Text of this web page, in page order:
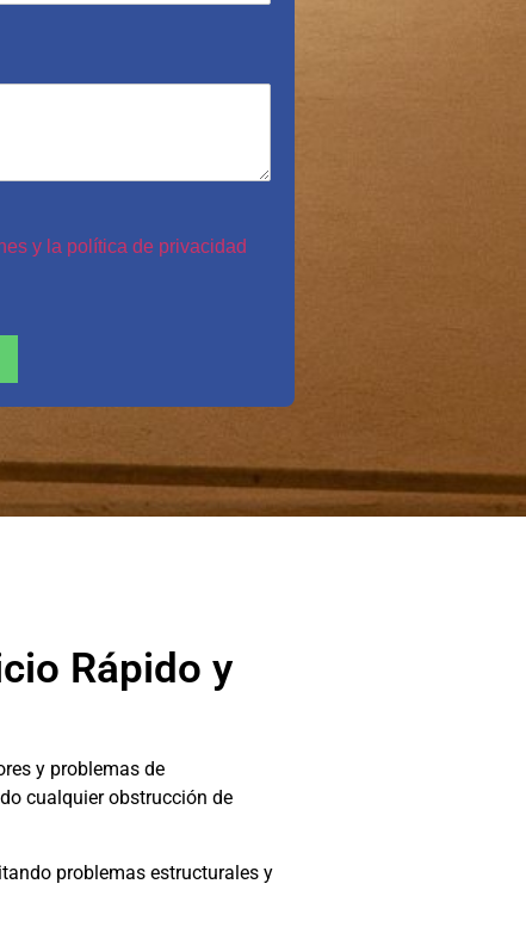
y la política de privacidad
Rápido y
y problemas de
cualquier obstrucción de
problemas estructurales y